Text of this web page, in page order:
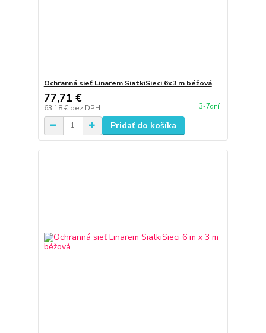
Ochranná sieť Linarem SiatkiSieci 6x3 m béžová
77,71 €
63,18 € bez DPH 3-7dní
Pridať do košíka